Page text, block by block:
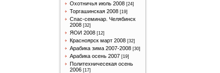
Охотничья июль 2008 [24]
Торгашинская 2008 [19]
Спас-семинар. Челябинск
2008 [32]
ЯОИ 2008 [12]
Красноярск март 2008 [32]
Арабика зима 2007-2008 [30]
Арабика осень 2007 [19]
Политехничесекая осень
2006 [17]